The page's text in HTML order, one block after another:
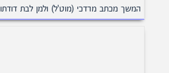
המשך מכתב מרדכי (מוט'ל) ולמן לבת דודתו